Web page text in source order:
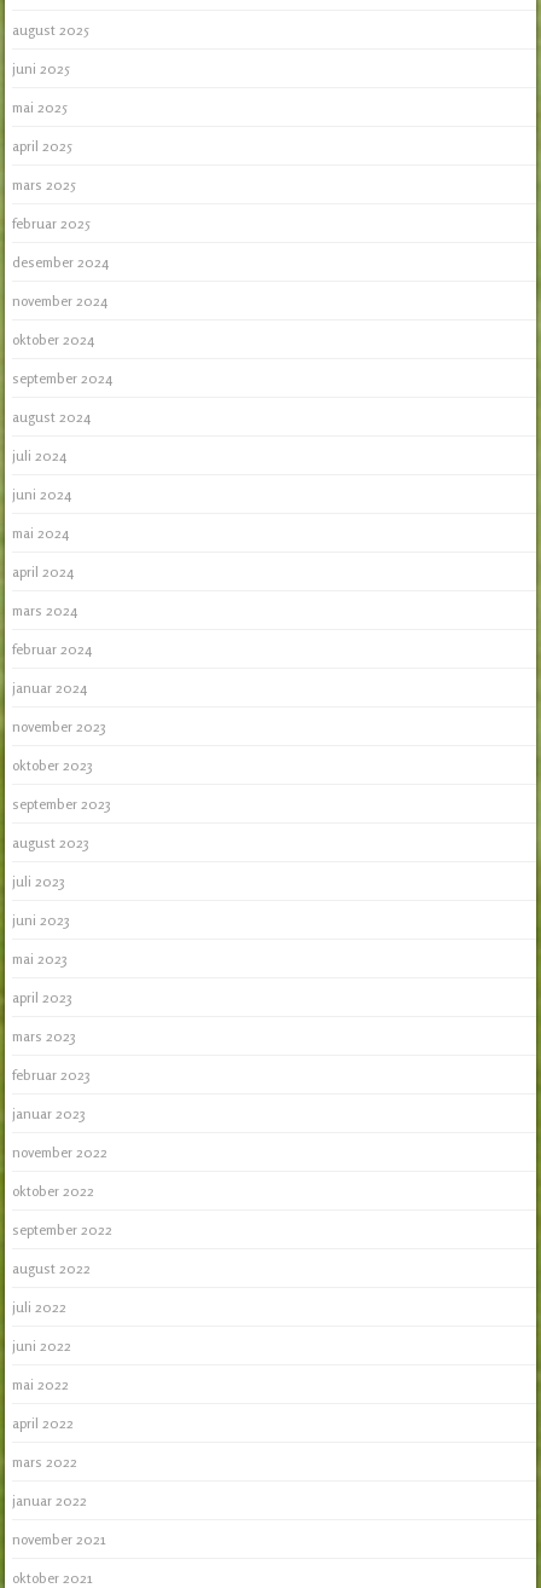
august 2025
juni 2025
mai 2025
april 2025
mars 2025
februar 2025
desember 2024
november 2024
oktober 2024
september 2024
august 2024
juli 2024
juni 2024
mai 2024
april 2024
mars 2024
februar 2024
januar 2024
november 2023
oktober 2023
september 2023
august 2023
juli 2023
juni 2023
mai 2023
april 2023
mars 2023
februar 2023
januar 2023
november 2022
oktober 2022
september 2022
august 2022
juli 2022
juni 2022
mai 2022
april 2022
mars 2022
januar 2022
november 2021
oktober 2021